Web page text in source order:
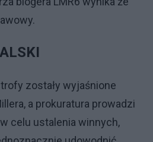
zostały wyjaśnione
a prokuratura prowadzi
celu ustalenia winnych,